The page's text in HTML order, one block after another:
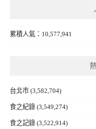
累積人氣：10,577,941
台北市 (3,582,704)
食之紀錄 (3,549,274)
食之記錄 (3,522,914)